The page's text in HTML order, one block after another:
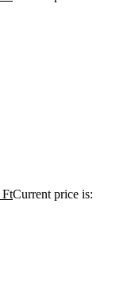
FtCurrent price is: